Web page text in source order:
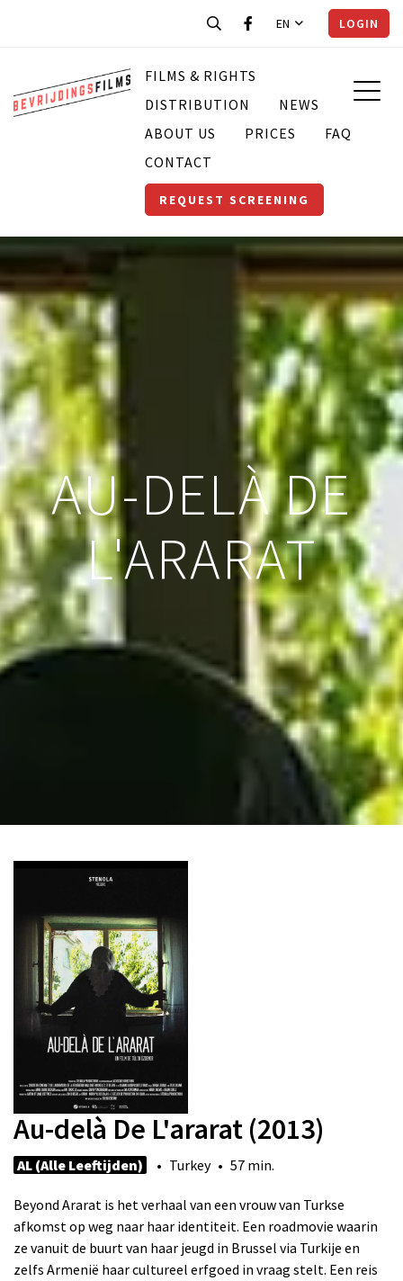
EN LOGIN
FILMS & RIGHTS
DISTRIBUTION
NEWS
ABOUT US
PRICES
FAQ
CONTACT
REQUEST SCREENING
AU-DELÀ DE
L'ARARAT
Au-delà De L'ararat (2013)
AL (Alle Leeftijden) • Turkey • 57 min.
Beyond Ararat is het verhaal van een vrouw van Turkse
afkomst op weg naar haar identiteit. Een roadmovie waarin
ze vanuit de buurt van haar jeugd in Brussel via Turkije en
zelfs Armenië haar cultureel erfgoed in vraag stelt. Een reis